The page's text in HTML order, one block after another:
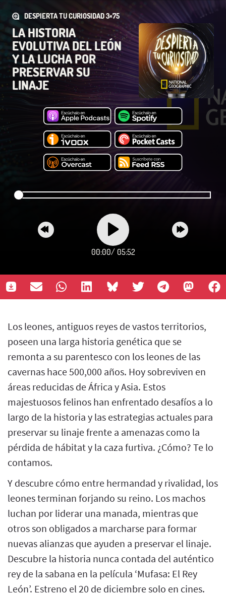
DESPIERTA TU CURIOSIDAD 3×75
LA HISTORIA
EVOLUTIVA DEL LEÓN
Y LA LUCHA POR
PRESERVAR SU
LINAJE
00:00/ 05:52
Los leones, antiguos reyes de vastos territorios,
poseen una larga historia genética que se
remonta a su parentesco con los leones de las
cavernas hace 500,000 años. Hoy sobreviven en
áreas reducidas de África y Asia. Estos
majestuosos felinos han enfrentado desafíos a lo
largo de la historia y las estrategias actuales para
preservar su linaje frente a amenazas como la
pérdida de hábitat y la caza furtiva. ¿Cómo? Te lo
contamos.
Y descubre cómo entre hermandad y rivalidad, los
leones terminan forjando su reino. Los machos
luchan por liderar una manada, mientras que
otros son obligados a marcharse para formar
nuevas alianzas que ayuden a preservar el linaje.
Descubre la historia nunca contada del auténtico
rey de la sabana en la película ‘Mufasa: El Rey
León’. Estreno el 20 de diciembre solo en cines.